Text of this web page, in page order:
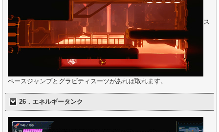
ス
ペースジャンプとグラビティスーツがあれば取れます。
26．エネルギータンク